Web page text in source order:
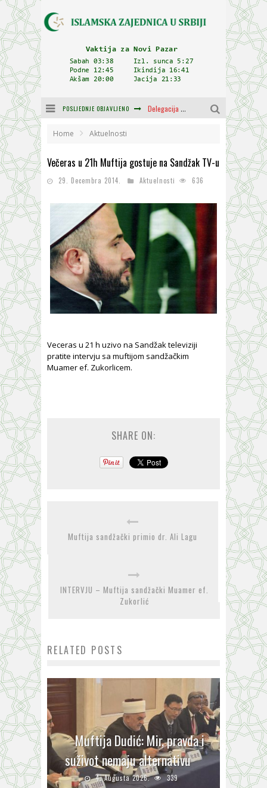
POSLJEDNJE OBJAVLJENO Delegacija IZ-e na godišnjici bitke kod Petrovaradina
Muftija Dudić: Mir, pravda i suživot nemaju alternativu
Mešihat IZ-e u Srbiji i CHR Hajrat donirali obuću i odjeću za džemat u Kragujevcu
Orijentalna kuća Osman-age Trtovca u Novom Pazaru
Home Aktuelnosti
Večeras u 21h Muftija gostuje na Sandžak TV-u
29. Decembra 2014. Aktuelnosti 636
Veceras u 21 h uzivo na Sandžak televiziji
pratite intervju sa muftijom sandžačkim
Muamer ef. Zukorlicem.
SHARE ON:
Muftija sandžački primio dr. Ali Lagu
INTERVJU – Muftija sandžački Muamer ef.
Zukorlić
RELATED POSTS
Muftija Dudić: Mir, pravda i
suživot nemaju alternativu
4. Augusta 2026. 339